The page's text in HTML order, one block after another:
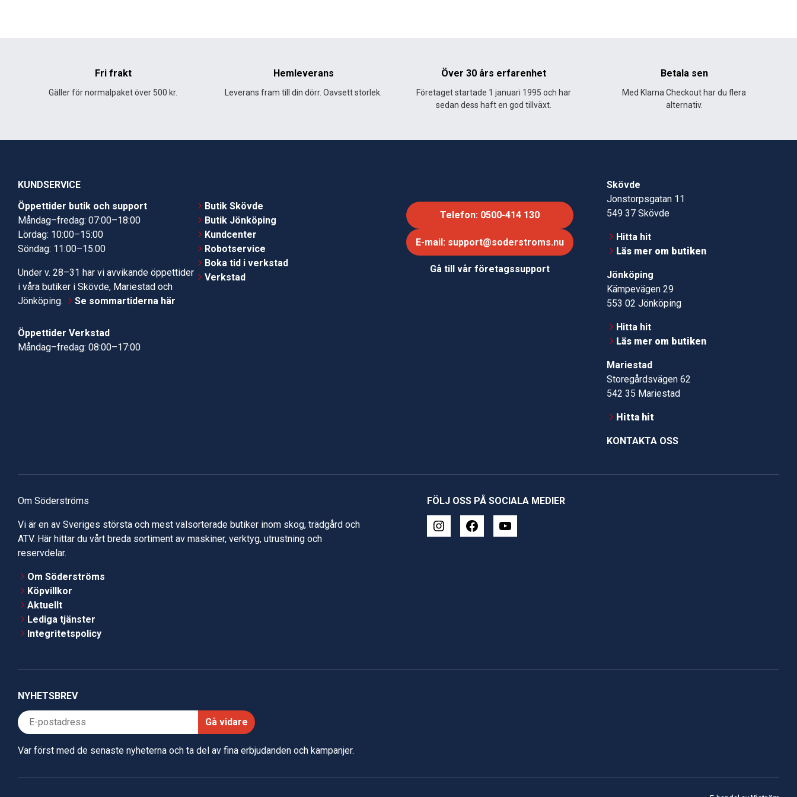
Fri frakt
Gäller för normalpaket över 500 kr.
Hemleverans
Leverans fram till din dörr. Oavsett storlek.
Över 30 års erfarenhet
Företaget startade 1 januari 1995 och har
sedan dess haft en god tillväxt.
Betala sen
Med Klarna Checkout har du flera
alternativ.
KUNDSERVICE
Öppettider butik och support
Måndag–fredag: 07:00–18:00
Lördag: 10:00–15:00
Söndag: 11:00–15:00
Under v. 28–31 har vi avvikande öppettider
i våra butiker i Skövde, Mariestad och
Jönköping.
Se sommartiderna här
Öppettider Verkstad
Måndag–fredag: 08:00–17:00
Butik Skövde
Butik Jönköping
Kundcenter
Robotservice
Boka tid i verkstad
Verkstad
Telefon: 0500-414 130
E-mail: support@soderstroms.nu
Gå till vår företagssupport
Skövde
Jonstorpsgatan 11
549 37 Skövde
Hitta hit
Läs mer om butiken
Jönköping
Kämpevägen 29
553 02 Jönköping
Hitta hit
Läs mer om butiken
Mariestad
Storegårdsvägen 62
542 35 Mariestad
Hitta hit
KONTAKTA OSS
Om Söderströms
Vi är en av Sveriges största och mest välsorterade butiker inom skog, trädgård och
ATV. Här hittar du vårt breda sortiment av maskiner, verktyg, utrustning och
reservdelar.
Om Söderströms
Köpvillkor
Aktuellt
Lediga tjänster
Integritetspolicy
FÖLJ OSS PÅ SOCIALA MEDIER
NYHETSBREV
Gå vidare
Var först med de senaste nyheterna och ta del av fina erbjudanden och kampanjer.